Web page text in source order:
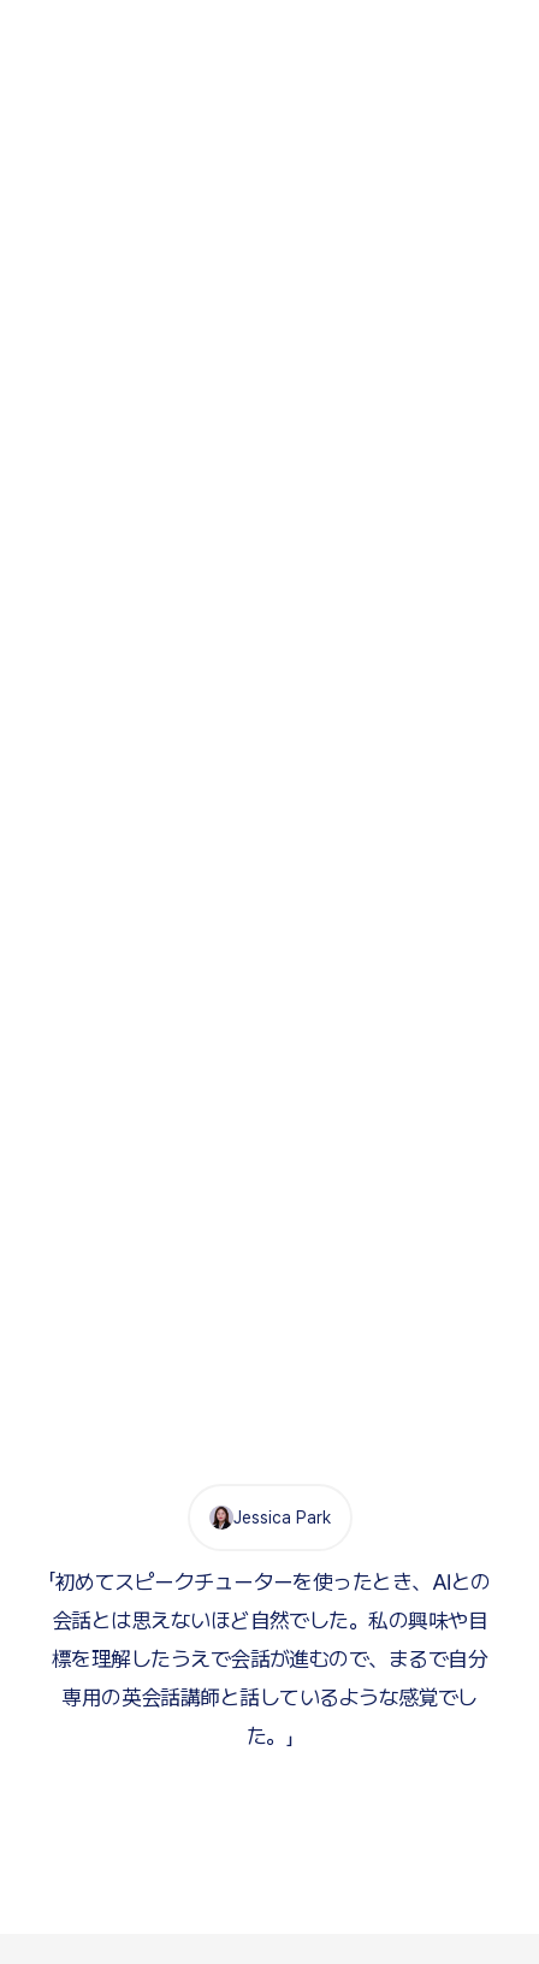
Jessica Park
「初めてスピークチューターを使ったとき、AIとの
会話とは思えないほど自然でした。私の興味や目
標を理解したうえで会話が進むので、まるで自分
専用の英会話講師と話しているような感覚でし
た。」